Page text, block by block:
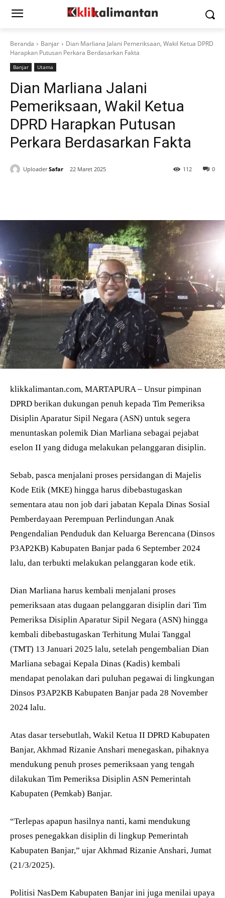
Beranda Banjar
Dian Marliana Jalani Pemeriksaan, Wakil Ketua DPRD
Harapkan Putusan Perkara Berdasarkan Fakta
Banjar Utama
Dian Marliana Jalani
Pemeriksaan, Wakil Ketua
DPRD Harapkan Putusan
Perkara Berdasarkan Fakta
Uploader Safar 22 Maret 2025 0
112
klikkalimantan.com, MARTAPURA – Unsur pimpinan
DPRD berikan dukungan penuh kepada Tim Pemeriksa
Disiplin Aparatur Sipil Negara (ASN) untuk segera
menuntaskan polemik Dian Marliana sebagai pejabat
eselon II yang diduga melakukan pelanggaran disiplin.
Sebab, pasca menjalani proses persidangan di Majelis
Kode Etik (MKE) hingga harus dibebastugaskan
sementara atau non job dari jabatan Kepala Dinas Sosial
Pemberdayaan Perempuan Perlindungan Anak
Pengendalian Penduduk dan Keluarga Berencana (Dinsos
P3AP2KB) Kabupaten Banjar pada 6 September 2024
lalu, dan terbukti melakukan pelanggaran kode etik.
Dian Marliana harus kembali menjalani proses
pemeriksaan atas dugaan pelanggaran disiplin dari Tim
Pemeriksa Disiplin Aparatur Sipil Negara (ASN) hingga
kembali dibebastugaskan Terhitung Mulai Tanggal
(TMT) 13 Januari 2025 lalu, setelah pengembalian Dian
Marliana sebagai Kepala Dinas (Kadis) kembali
mendapat penolakan dari puluhan pegawai di lingkungan
Dinsos P3AP2KB Kabupaten Banjar pada 28 November
2024 lalu.
Atas dasar tersebutlah, Wakil Ketua II DPRD Kabupaten
Banjar, Akhmad Rizanie Anshari menegaskan, pihaknya
mendukung penuh proses pemeriksaan yang tengah
dilakukan Tim Pemeriksa Disiplin ASN Pemerintah
Kabupaten (Pemkab) Banjar.
“Terlepas apapun hasilnya nanti, kami mendukung
proses penegakkan disiplin di lingkup Pemerintah
Kabupaten Banjar,” ujar Akhmad Rizanie Anshari, Jumat
(21/3/2025).
Politisi NasDem Kabupaten Banjar ini juga menilai upaya